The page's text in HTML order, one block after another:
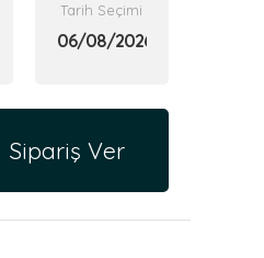
Tarih Seçimi
Sipariş Ver